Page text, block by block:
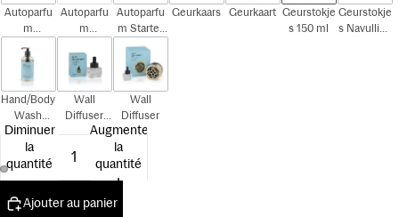
Autoparfu
m
Autoparfu
m
Autoparfu
m Starter
Kit
Geurkaars Geurkaart Geurstokje
s 150 ml
Geurstokje
s Navulling
Hand/Body
Wash
300ml
Wall
Diffuser
Navulling
Wall
Diffuser
Diminuer
la
quantité
Augmenter
la
quantité
Ajouter au panier